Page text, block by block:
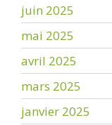
juin 2025
mai 2025
avril 2025
mars 2025
janvier 2025